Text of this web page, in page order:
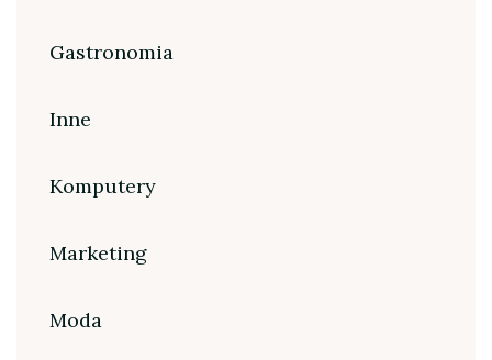
Gastronomia
Inne
Komputery
Marketing
Moda